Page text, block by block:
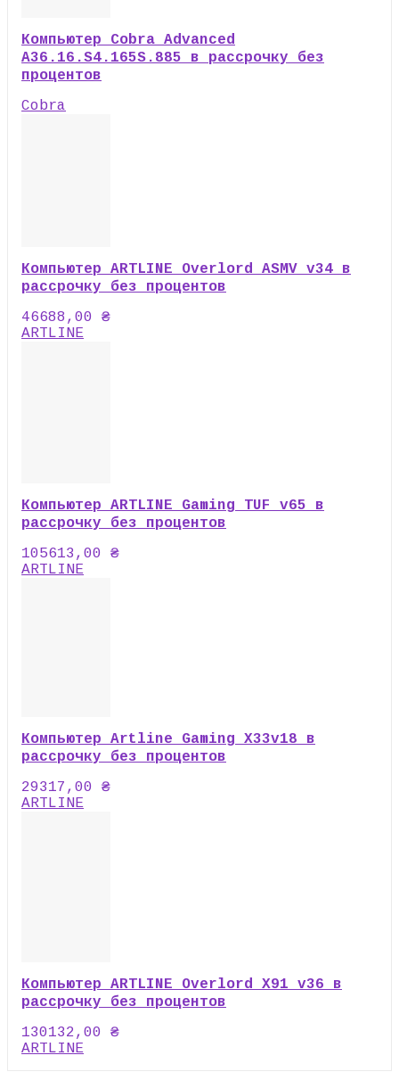
Компьютер Cobra Advanced
A36.16.S4.165S.885 в рассрочку без
процентов
Cobra
Компьютер ARTLINE Overlord ASMV v34 в
рассрочку без процентов
46688,00 ₴
ARTLINE
Компьютер ARTLINE Gaming TUF v65 в
рассрочку без процентов
105613,00 ₴
ARTLINE
Компьютер Artline Gaming X33v18 в
рассрочку без процентов
29317,00 ₴
ARTLINE
Компьютер ARTLINE Overlord X91 v36 в
рассрочку без процентов
130132,00 ₴
ARTLINE